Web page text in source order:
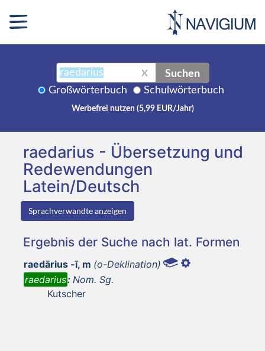
X Suchen
Großwörterbuch Schulwörterbuch
Werbefrei nutzen (5,99 EUR/Jahr)
raedarius - Übersetzung und
Redewendungen
Latein/Deutsch
Sprachverwandte anzeigen
Ergebnis der Suche nach lat. Formen
raedārius -ī, m (o-Deklination)
raedarius: Nom. Sg.
Kutscher